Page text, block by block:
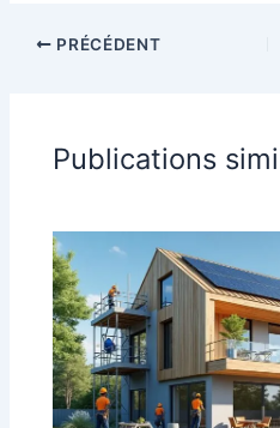
PRÉCÉDENT
Publications